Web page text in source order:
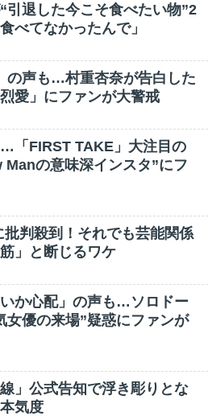
引退した今こそ食べたい物”2
べてなかったんで」
の声も…村重杏奈が告白した
愛」にファンが大警戒
「FIRST TAKE」大注目の
の意味深インスタ”にフ
判殺到！それでも芸能関係
」と断じるワケ
いか心配」の声も…ソロドー
女優の来場”疑惑にファンが
」公式告知で浮き彫りとな
気度